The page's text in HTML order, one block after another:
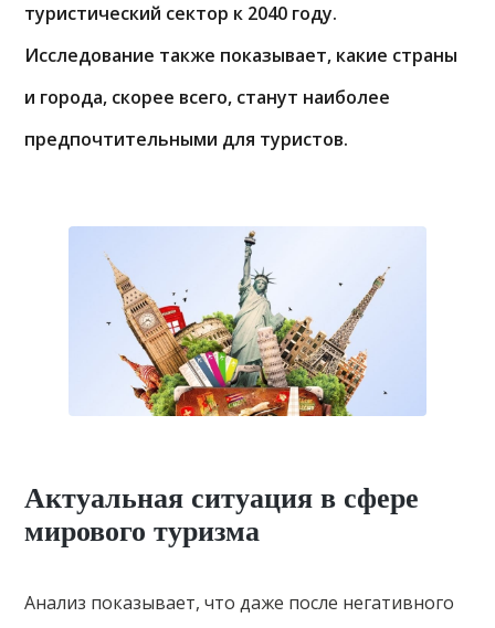
туристический сектор к 2040 году.
Исследование также показывает, какие страны
и города, скорее всего, станут наиболее
предпочтительными для туристов.
Актуальная ситуация в сфере
мирового туризма
Анализ показывает, что даже после негативного